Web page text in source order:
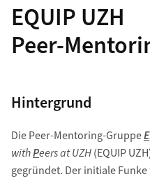
EQUIP UZH
Hintergrund
Die Peer-Mentoring-GruppeE
withPeers at UZH(EQUIP
gegründet. Der initiale